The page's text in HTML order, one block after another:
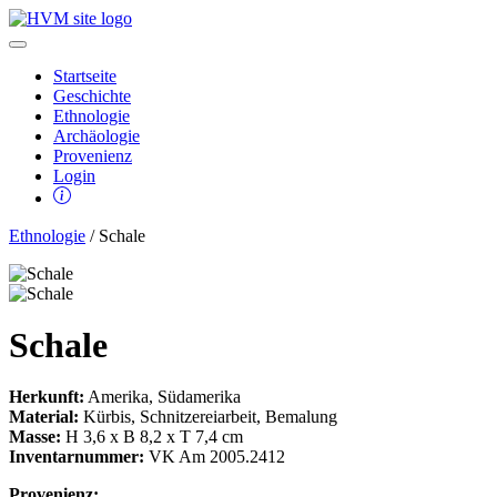
Startseite
Geschichte
Ethnologie
Archäologie
Provenienz
Login
Ethnologie / Schale
Schale
Herkunft: Amerika, Südamerika
Material: Kürbis, Schnitzereiarbeit, Bemalung
Masse: H 3,6 x B 8,2 x T 7,4 cm
Inventarnummer: VK Am 2005.2412